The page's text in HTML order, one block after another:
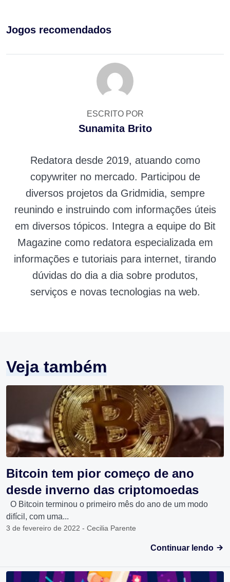
Jogos recomendados
ESCRITO POR
Sunamita Brito
Redatora desde 2019, atuando como
copywriter no mercado. Participou de
diversos projetos da Gridmidia, sempre
reunindo e instruindo com informações úteis
em diversos tópicos. Integra a equipe do Bit
Magazine como redatora especializada em
informações e tutoriais para internet, tirando
dúvidas do dia a dia sobre produtos,
serviços e novas tecnologias na web.
Veja também
Bitcoin tem pior começo de ano
desde inverno das criptomoedas
O Bitcoin terminou o primeiro mês do ano de um modo
difícil, com uma...
3 de fevereiro de 2022 - Cecilia Parente
Continuar lendo